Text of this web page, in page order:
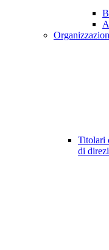
Titolari
di